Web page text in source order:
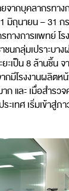
ยจากบุคลากรทา
1 มิถุนายน – 31
ทางการแพทย์ โ
ชนกลุ่มเปราะบา
เป็น 8 ล้านชิ้น จ
กมีโรงงานผลิตห
ก และ เมื่อสำรว
เทศ เริ่มเข้าสู่ภ